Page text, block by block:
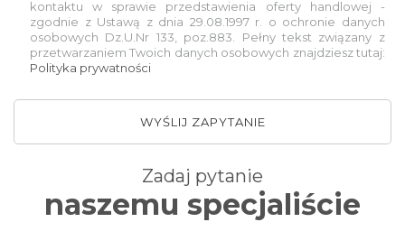
kontaktu w sprawie przedstawienia oferty handlowej -
zgodnie z Ustawą z dnia 29.08.1997 r. o ochronie danych
osobowych Dz.U.Nr 133, poz.883. Pełny tekst związany z
przetwarzaniem Twoich danych osobowych znajdziesz tutaj:
Polityka prywatności
WYŚLIJ ZAPYTANIE
Zadaj pytanie
naszemu specjaliście